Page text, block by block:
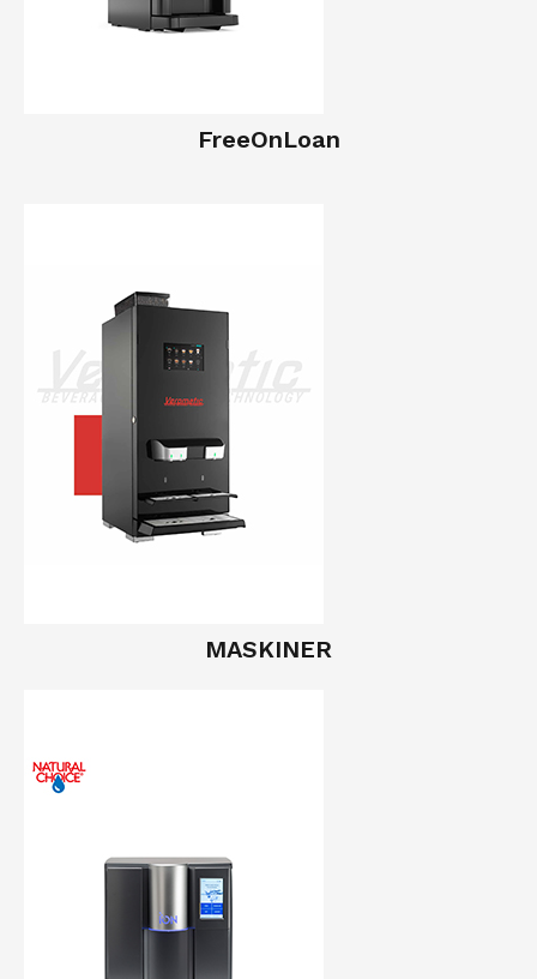
FreeOnLoan
MASKINER